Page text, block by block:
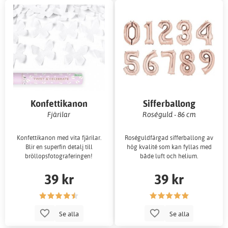
Konfettikanon
Fjärilar
Konfettikanon med vita fjärilar.
Blir en superfin detalj till
bröllopsfotograferingen!
39 kr
Se alla
Sifferballong
Roséguld - 86 cm
Roséguldfärgad sifferballong av
hög kvalité som kan fyllas med
både luft och helium.
39 kr
Se alla